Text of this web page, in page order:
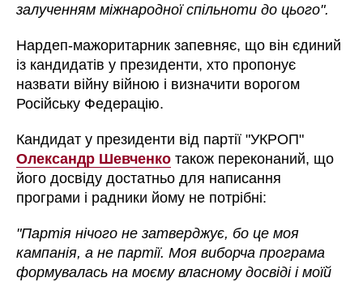
залученням міжнародної спільноти до цього".
Нардеп-мажоритарник запевняє, що він єдиний
із кандидатів у президенти, хто пропонує
назвати війну війною і визначити ворогом
Російську Федерацію.
Кандидат у президенти від партії "УКРОП"
Олександр Шевченко також переконаний, що
його досвіду достатньо для написання
програми і радники йому не потрібні:
"Партія нічого не затверджує, бо це моя
кампанія, а не партії. Моя виборча програма
формувалась на моєму власному досвіді і моїй